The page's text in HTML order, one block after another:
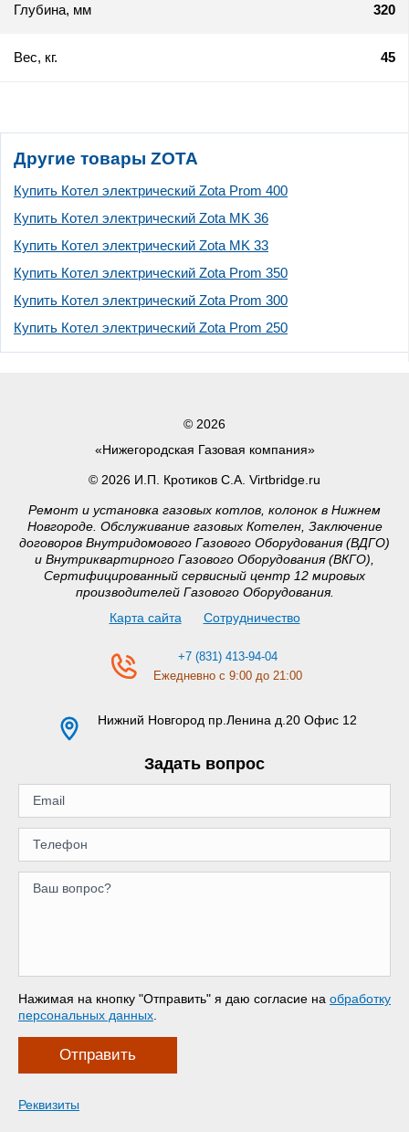
Глубина, мм 320
Вес, кг. 45
Другие товары ZOTA
Купить Котел электрический Zota Prom 400
Купить Котел электрический Zota MK 36
Купить Котел электрический Zota MK 33
Купить Котел электрический Zota Prom 350
Купить Котел электрический Zota Prom 300
Купить Котел электрический Zota Prom 250
© 2026
«Нижегородская Газовая компания»
© 2026 И.П. Кротиков С.А. Virtbridge.ru
Ремонт и установка газовых котлов, колонок в Нижнем
Новгороде. Обслуживание газовых Котелен, Заключение
договоров Внутридомового Газового Оборудования (ВДГО)
и Внутриквартирного Газового Оборудования (ВКГО),
Сертифицированный сервисный центр 12 мировых
производителей Газового Оборудования.
Карта сайта
Сотрудничество
+7 (831) 413-94-04
Ежедневно с 9:00 до 21:00
Нижний Новгород пр.Ленина д.20 Офис 12
Задать вопрос
Нажимая на кнопку "Отправить" я даю согласие на обработку
персональных данных
Отправить
Реквизиты